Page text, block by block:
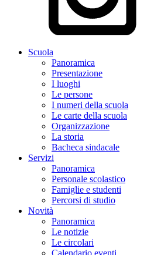
Scuola
Panoramica
Presentazione
I luoghi
Le persone
I numeri della scuola
Le carte della scuola
Organizzazione
La storia
Bacheca sindacale
Servizi
Panoramica
Personale scolastico
Famiglie e studenti
Percorsi di studio
Novità
Panoramica
Le notizie
Le circolari
Calendario eventi